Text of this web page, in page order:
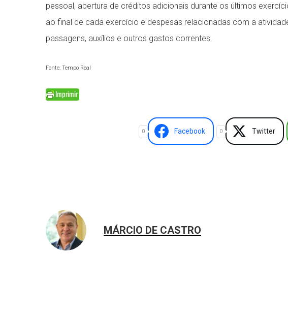
pessoal, abertura de créditos adicionais durante os últimos
ao final de cada exercício e despesas relacionadas com a
passagens, auxílios e outros gastos correntes.
Fonte: Tempo Real
0 Facebook 0 Twitter
MÁRCIO DE CASTRO